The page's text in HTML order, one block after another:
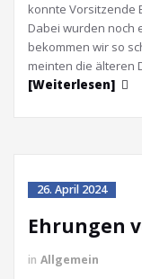
konnte Vorsitzende
Dabei wurden noch
bekommen wir so
meinten die älteren
[Weiterlesen]
26. April 2024
Ehrungen
in Allgemein